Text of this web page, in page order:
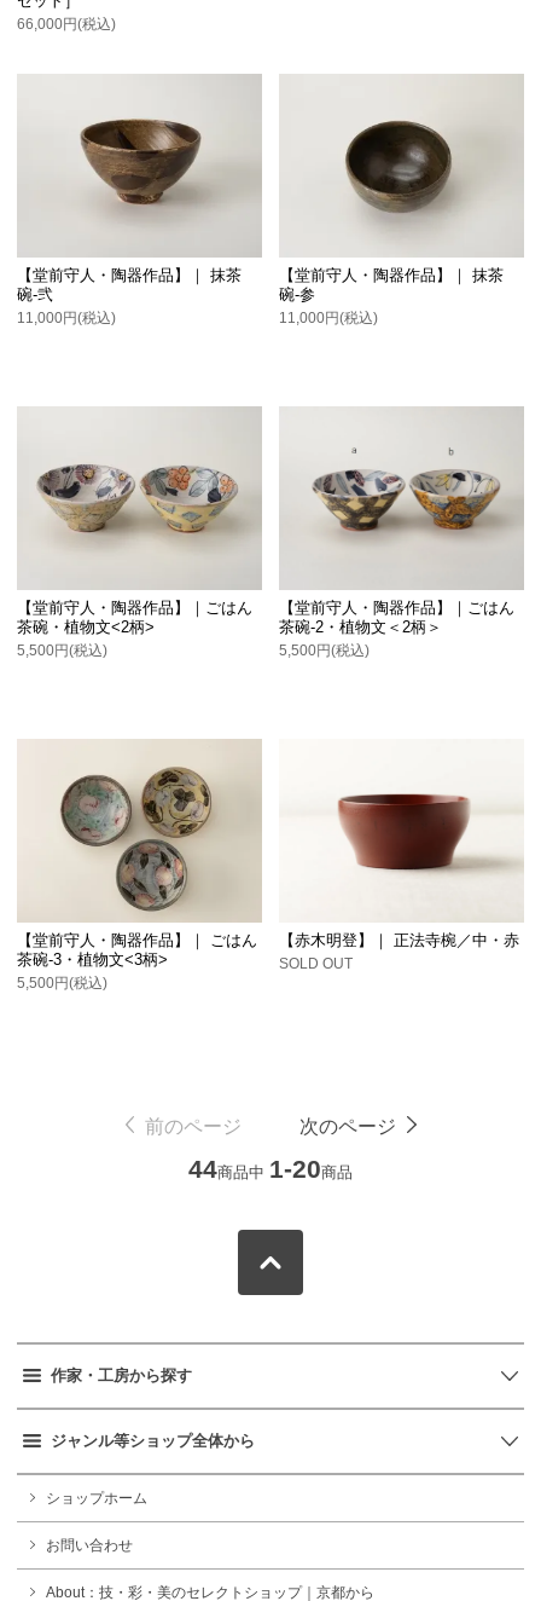
66,000円(税込)
【堂前守人・陶器作品】｜ 抹茶
碗-弐
11,000円(税込)
【堂前守人・陶器作品】｜ 抹茶
碗-参
11,000円(税込)
【堂前守人・陶器作品】｜ごはん
茶碗・植物文<2柄>
5,500円(税込)
【堂前守人・陶器作品】｜ごはん
茶碗-2・植物文＜2柄＞
5,500円(税込)
【堂前守人・陶器作品】｜ ごはん
茶碗-3・植物文<3柄>
5,500円(税込)
【赤木明登】｜ 正法寺椀／中・赤
SOLD OUT
前のページ 次のページ
44商品中 1-20商品
作家・工房から探す
ジャンル等ショップ全体から
ショップホーム
お問い合わせ
About：技・彩・美のセレクトショップ｜京都から